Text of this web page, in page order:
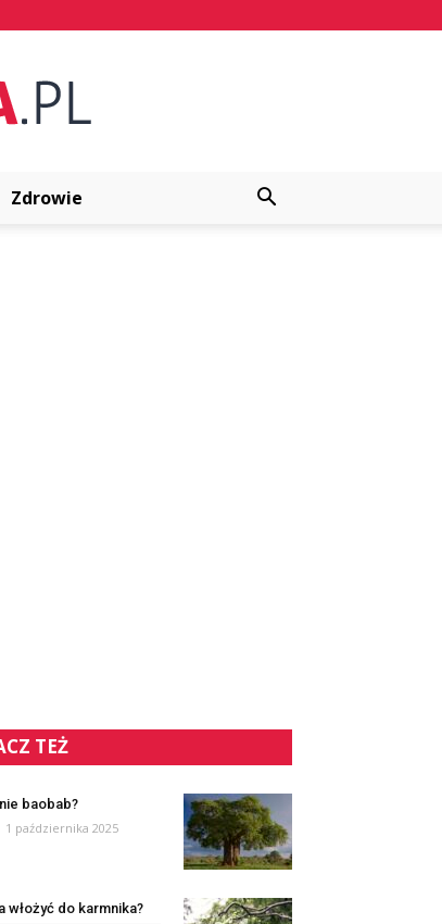
Zdrowie
TEŻ
baobab?
1 października 2025
włożyć do karmnika?